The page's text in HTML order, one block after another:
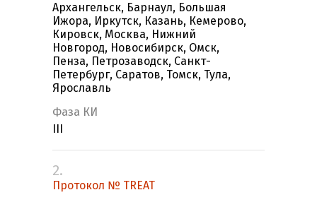
Архангельск, Барнаул, Большая
Ижора, Иркутск, Казань, Кемерово,
Кировск, Москва, Нижний
Новгород, Новосибирск, Омск,
Пенза, Петрозаводск, Санкт-
Петербург, Саратов, Томск, Тула,
Ярославль
Фаза КИ
2.
Протокол № TREAT